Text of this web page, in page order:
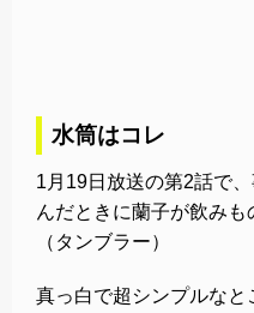
水筒はコレ
1月19日放送の第2話で
んだときに蘭子が飲みも
（タンブラー）
真っ白で超シンプルな